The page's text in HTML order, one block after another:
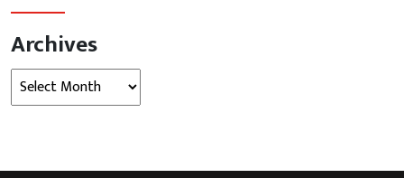
Archives
Archives